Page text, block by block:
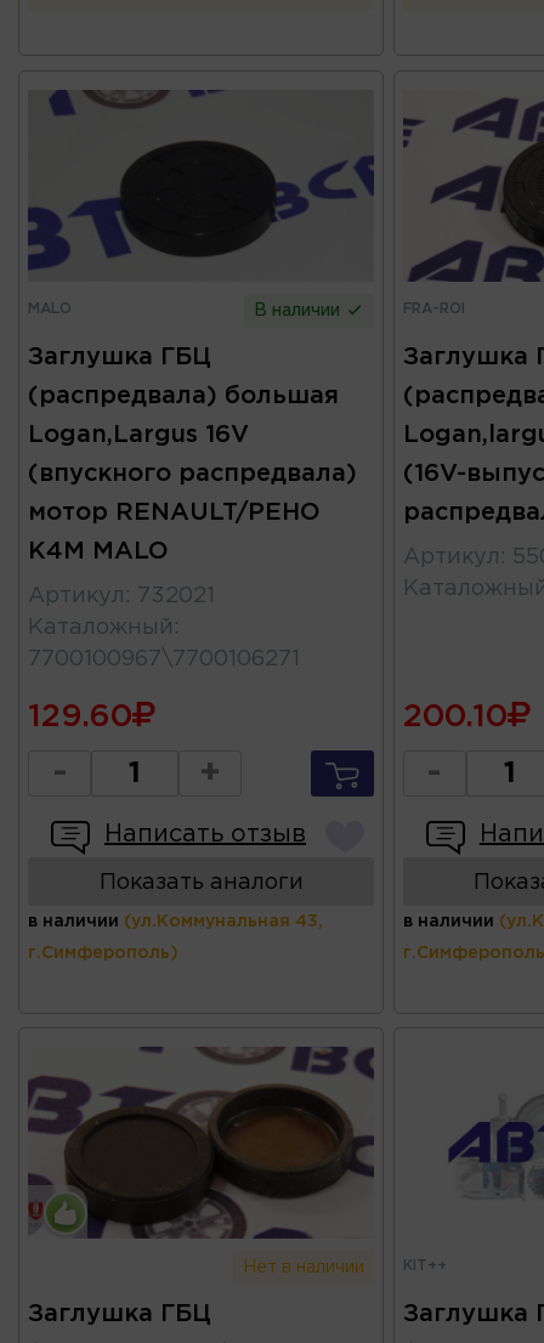
MALO В наличии
Заглушка ГБЦ
(распредвала) большая
Logan,Largus 16V
(впускного распредвала)
мотор RENAULT/РЕНО
K4M MALO
Артикул :
732021
Каталожный :
7700100967\7700106271
129.60
- +
Написать отзыв
Показать аналоги
в наличии (ул.Коммунальная 43,
г.Симферополь)
FRA-ROI
Заглушка
(16V-
Артикул :
200.10
-
в наличии
Нет в наличии
Заглушка ГБЦ
KIT++
Заглушка